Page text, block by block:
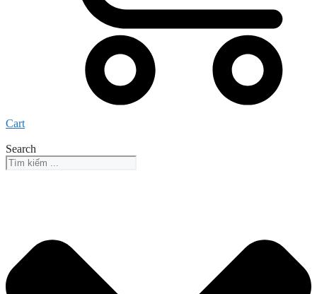
Cart
Search